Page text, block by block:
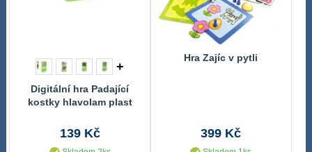
+
Digitální hra Padající
kostky hlavolam plast
139 Kč
Hra Zajíc v pytli
399 Kč